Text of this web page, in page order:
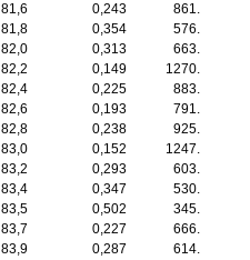
81,6 0,243
861.
81,8 0,354
576.
82,0 0,313
663.
82,2 0,149
1270.
82,4 0,225
883.
82,6 0,193
791.
82,8 0,238
925.
83,0 0,152
1247.
83,2 0,293
603.
83,4 0,347
530.
83,5 0,502
345.
83,7 0,227
666.
83,9 0,287 614.